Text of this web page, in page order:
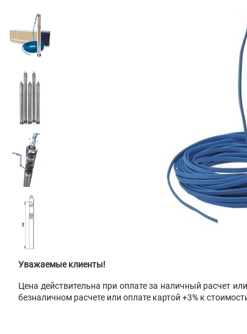
Уважаемые клиенты!
Цена действительна при оплате за наличный расчет
безналичном расчете или оплате картой +3% к